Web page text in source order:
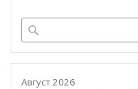
Август 2026